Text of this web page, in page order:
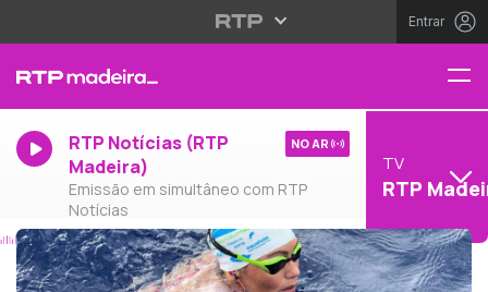
Entrar
RTP Notícias (RTP
Madeira)
Emissão em simultâneo com RTP
Notícias
NO AR
TV
RTP